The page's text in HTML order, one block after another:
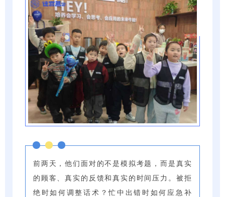
前两天，他们面对的不是模拟考题，而是真实
的顾客、真实的反馈和真实的时间压力。被拒
绝时如何调整话术？忙中出错时如何应急补